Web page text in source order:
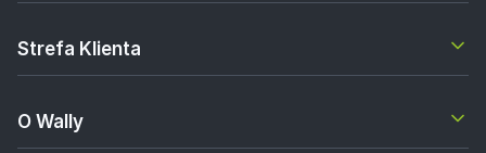
Strefa Klienta
O Wally